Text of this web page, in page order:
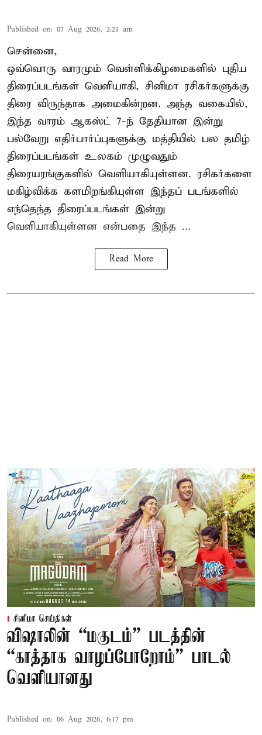
Published on: 07 Aug 2026, 2:21 am
சென்னை,
ஒவ்வொரு வாரமும் வெள்ளிக்கிழமைகளில் புதிய
திரைப்படங்கள் வெளியாகி, சினிமா ரசிகர்களுக்கு
திரை விருந்தாக அமைகின்றன. அந்த வகையில்,
இந்த வாரம் ஆகஸ்ட் 7-ந் தேதியான இன்று
பல்வேறு எதிர்பார்ப்புகளுக்கு மத்தியில் பல தமிழ்
திரைப்படங்கள் உலகம் முழுவதும்
திரையரங்குகளில் வெளியாகியுள்ளன. ரசிகர்களை
மகிழ்விக்க களமிறங்கியுள்ள இந்தப் படங்களில்
எந்தெந்த திரைப்படங்கள் இன்று
வெளியாகியுள்ளன என்பதை இந்த ...
Read More
சினிமா செய்திகள்
விஷாலின் “மகுடம்” படத்தின்
“காத்தாக வாழப்போறோம்” பாடல்
வெளியானது
Published on: 06 Aug 2026, 6:17 pm